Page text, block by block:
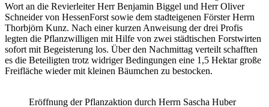
Wort an die Revierleiter Herr Benjamin Biggel und Herr Oliver
Schneider von HessenForst sowie dem stadteigenen Förster Herrn
Thorbjörn Kunz. Nach einer kurzen Anweisung der drei Profis
legten die Pflanzwilligen mit Hilfe von zwei städtischen Forstwirten
sofort mit Begeisterung los. Über den Nachmittag verteilt schafften
es die Beteiligten trotz widriger Bedingungen eine 1,5 Hektar große
Freifläche wieder mit kleinen Bäumchen zu bestocken.
Eröffnung der Pflanzaktion durch Herrn Sascha Huber